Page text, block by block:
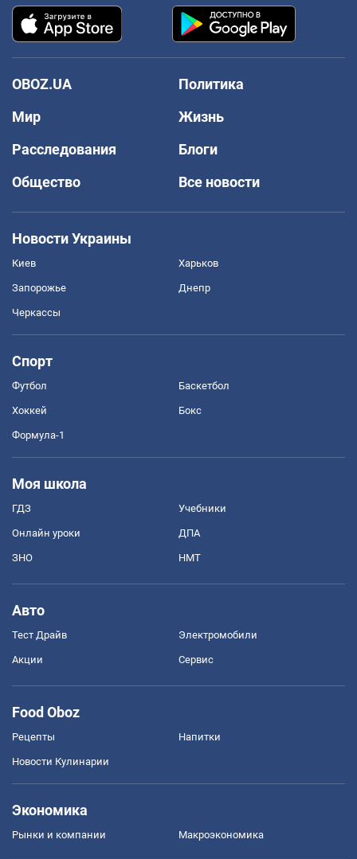
OBOZ.UA
Политика
Мир
Жизнь
Расследования
Блоги
Общество
Все новости
Новости Украины
Киев Харьков
Запорожье Днепр
Черкассы
Спорт
Футбол Баскетбол
Хоккей Бокс
Формула-1
Моя школа
ГДЗ Учебники
Онлайн уроки ДПА
ЗНО НМТ
Авто
Тест Драйв Электромобили
Акции Сервис
Food Oboz
Рецепты Напитки
Новости Кулинарии
Экономика
Рынки и компании Mакроэкономика